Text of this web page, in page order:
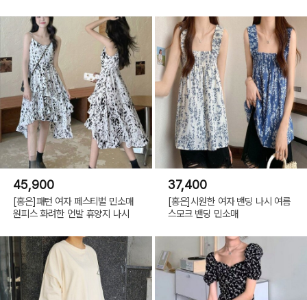
45,900
[홍은]패턴 여자 페스티벌 민소매
원피스 화려한 언발 휴양지 나시
37,400
[홍은]시원한 여자 밴딩 나시 여름
스모크 밴딩 민소매